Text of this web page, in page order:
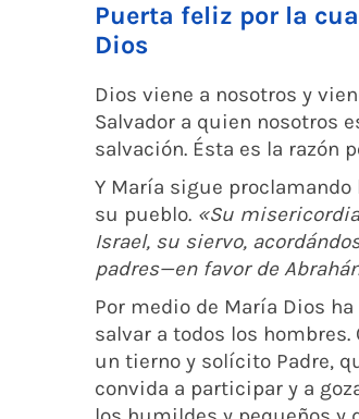
Puerta feliz por la
Dios
Dios viene a nosotros y
Salvador a quien nosotros
salvación. Ésta es la razón
Y María sigue
su pueblo. «Su
Israel, su siervo,
padres—en favor de
Por medio de María Dios
salvar a todos los
un tierno y solícito Padre,
convida a participar y a